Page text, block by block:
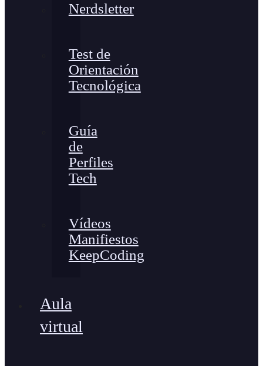
Nerdsletter
Test de
Orientación
Tecnológica
Guía
de
Perfiles
Tech
Vídeos
Manifiestos
KeepCoding
Aula
virtual